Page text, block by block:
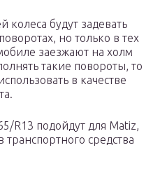
колеса будут задевать
но только в тех
заезжают на холм
такие повороты, то
в качестве
R13 подойдут для Matiz,
транспортного средства